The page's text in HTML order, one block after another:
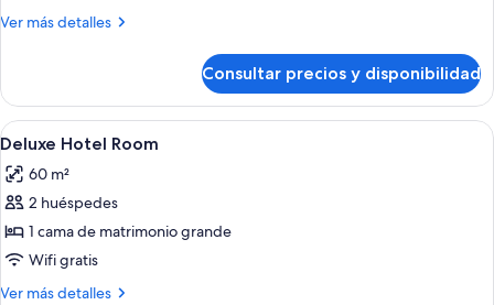
Ver más detalles
Más
Family
Suite
Consultar precios y disponibilidad
Abrir
todas
las
fotos
de
Deluxe
Hotel
Una habitación de hotel con cama,
11
Deluxe Hotel Room
60 m²
2 huéspedes
1 cama de matrimonio grande
Wifi gratis
Ver más detalles
Más